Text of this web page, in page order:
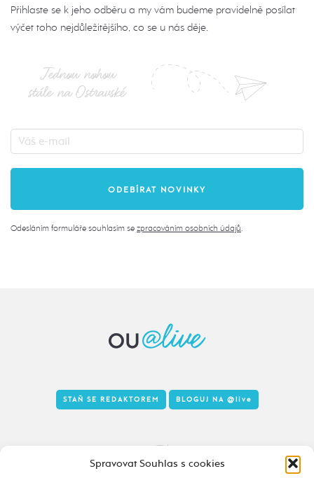
Spravovat Souhlas s cookies
Přihlaste se k jeho odběru a my vám budeme pravidelně posílat
výčet toho nejdůležitějšího, co se u nás děje.
Jednou nohou
stále na Ostravské
Odesláním formuláře souhlasím se zpracováním osobních údajů.
Tady to taky žije
STAŇ SE REDAKTOREM BLOGUJ NA @live